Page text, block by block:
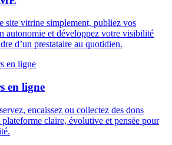
site vitrine simplement, publiez vos
autonomie et développez votre visibilité
d’un prestataire au quotidien.
en ligne
encaissez ou collectez des dons
plateforme claire, évolutive et pensée pour